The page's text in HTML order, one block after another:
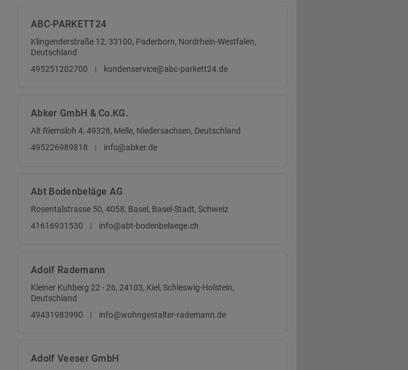
ABC-PARKETT24
Klingenderstraße 12, 33100, Paderborn, Nordrhein-Westfalen,
Deutschland
495251202700
kundenservice@abc-parkett24.de
Abker GmbH & Co.KG.
Alt Riemsloh 4, 49328, Melle, Niedersachsen, Deutschland
495226989818
info@abker.de
Abt Bodenbeläge AG
Rosentalstrasse 50, 4058, Basel, Basel-Stadt, Schweiz
41616931530
info@abt-bodenbelaege.ch
Adolf Rademann
Kleiner Kuhberg 22 - 26, 24103, Kiel, Schleswig-Holstein,
Deutschland
49431983990
info@wohngestalter-rademann.de
Adolf Veeser GmbH